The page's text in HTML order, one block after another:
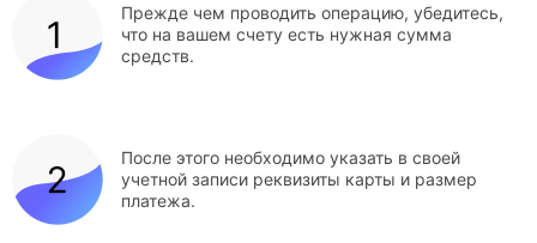
Прежде чем проводить операцию, убедитесь,
что на вашем счету есть нужная сумма
средств.
После этого необходимо указать в своей
учетной записи реквизиты карты и размер
платежа.